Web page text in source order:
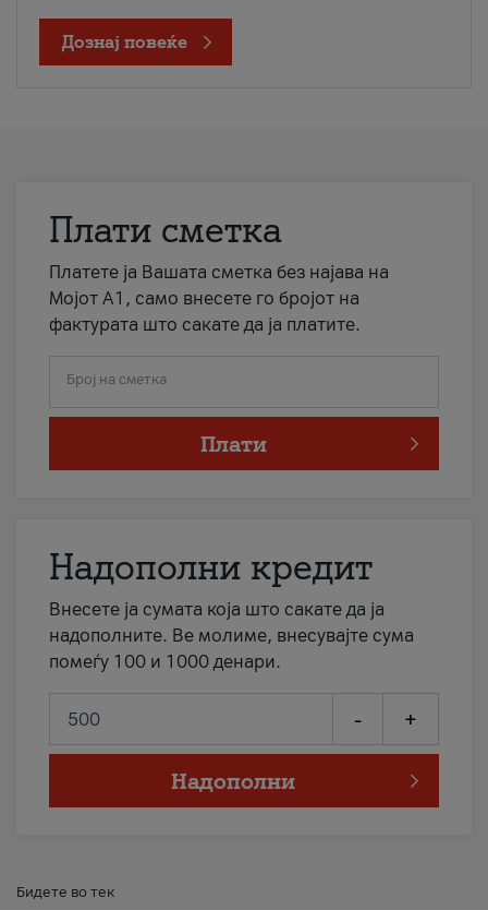
Дознај повеќе
Плати сметка
Платете ја Вашата сметка без најава на
Мојот А1, само внесете го бројот на
фактурата што сакате да ја платите.
Број на сметка
Плати
Надополни кредит
Внесете ја сумата која што сакате да ја
надополните. Ве молиме, внесувајте сума
помеѓу 100 и 1000 денари.
- +
Надополни
Бидете во тек